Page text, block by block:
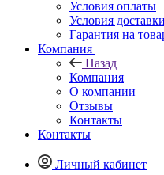
Условия оплаты
Условия доставки
Гарантия на
Компания
Назад
Компания
О компании
Отзывы
Контакты
Контакты
Личный кабинет